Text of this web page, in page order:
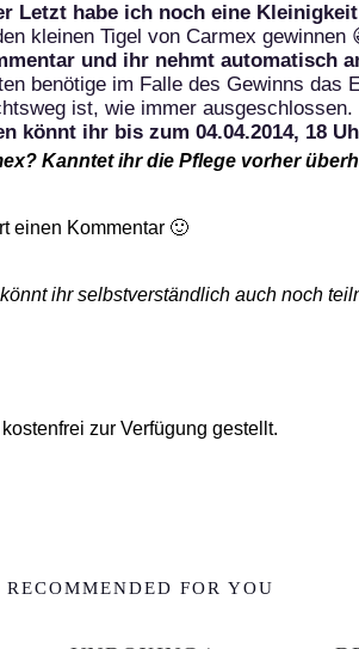
Letzt habe ich noch eine
kleinen Tigel von Carmex gewinnen
und ihr nehmt automatisch
benötige im Falle des Gewinns das
ist, wie immer ausgeschlossen.
könnt ihr bis zum 04.04.2014, 18
Kanntet ihr die Pflege vorher
einen Kommentar 🙂
könnt ihr selbstverständlich auch noch
zur Verfügung gestellt.
RECOMMENDED FOR YOU